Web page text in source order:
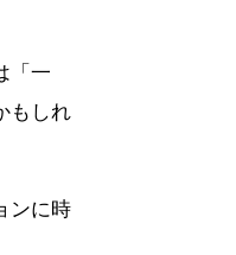
「一
もしれ
ンに時